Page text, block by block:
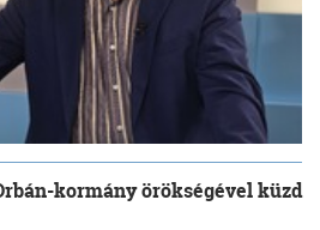
kormány örökségével küzd